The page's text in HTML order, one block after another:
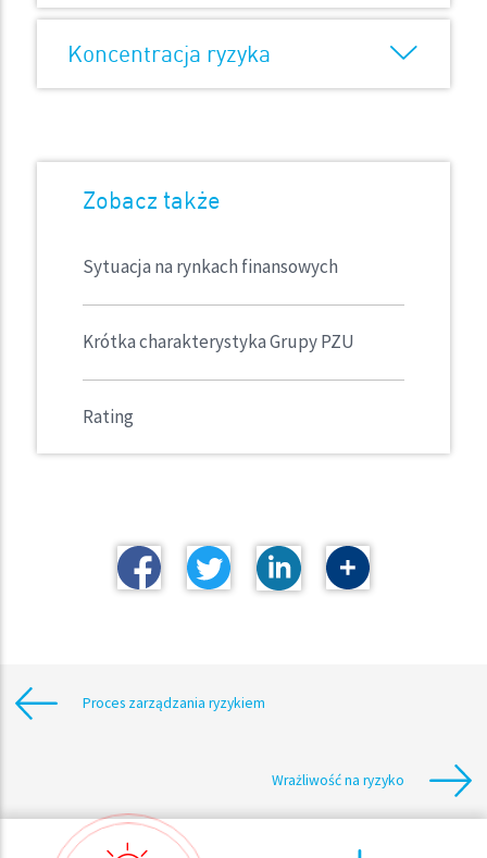
Koncentracja ryzyka
Zobacz także
Sytuacja na rynkach finansowych
Krótka charakterystyka Grupy PZU
Rating
Proces zarządzania ryzykiem
Wrażliwość na ryzyko